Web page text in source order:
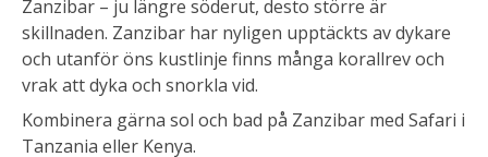
Zanzibar – ju längre söderut, desto större är
skillnaden. Zanzibar har nyligen upptäckts av dykare
och utanför öns kustlinje finns många korallrev och
vrak att dyka och snorkla vid.
Kombinera gärna sol och bad på Zanzibar med Safari i
Tanzania eller Kenya.